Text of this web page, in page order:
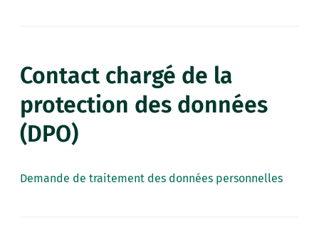
Contact chargé de la
protection des données
(DPO)
Demande de traitement des données personnelles